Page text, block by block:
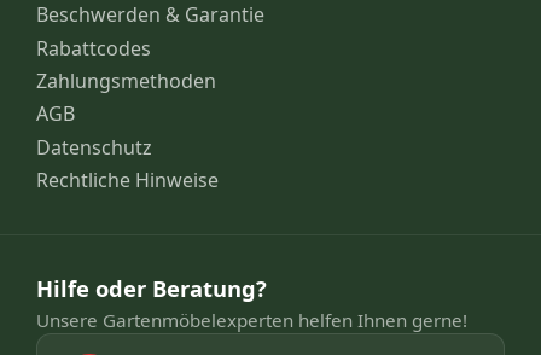
Beschwerden & Garantie
Rabattcodes
Zahlungsmethoden
AGB
Datenschutz
Rechtliche Hinweise
Hilfe oder Beratung?
Unsere Gartenmöbelexperten helfen Ihnen gerne!